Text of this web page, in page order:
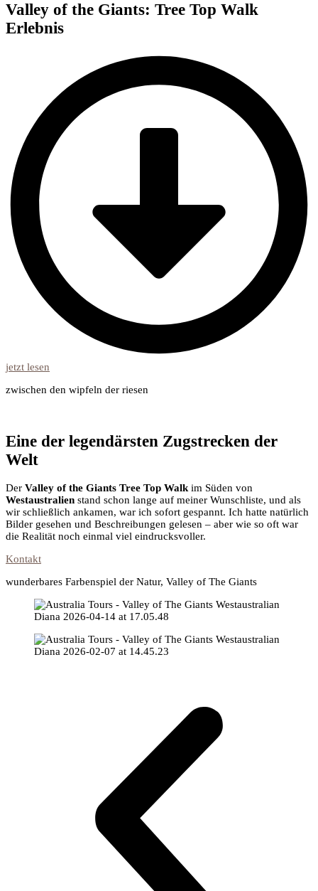
Valley of the Giants: Tree Top Walk
Erlebnis
jetzt lesen
zwischen den wipfeln der riesen
Eine der legendärsten Zugstrecken der
Welt
Der Valley of the Giants Tree Top Walkim Süden von
Westaustralien stand schon lange auf meiner Wunschliste, und als
wir schließlich ankamen, war ich sofort gespannt. Ich hatte natürlich
Bilder gesehen und Beschreibungen gelesen – aber wie so oft war
die Realität noch einmal viel eindrucksvoller.
Kontakt
wunderbares Farbenspiel der Natur, Valley of The Giants